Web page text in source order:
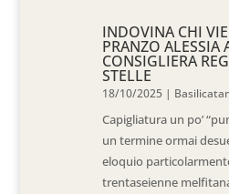
INDOVINA CHI
PRANZO ALESSIA
CONSIGLIERA
STELLE
18/10/2025 |
Capigliatura un po’
un termine ormai
eloquio
trentaseienne